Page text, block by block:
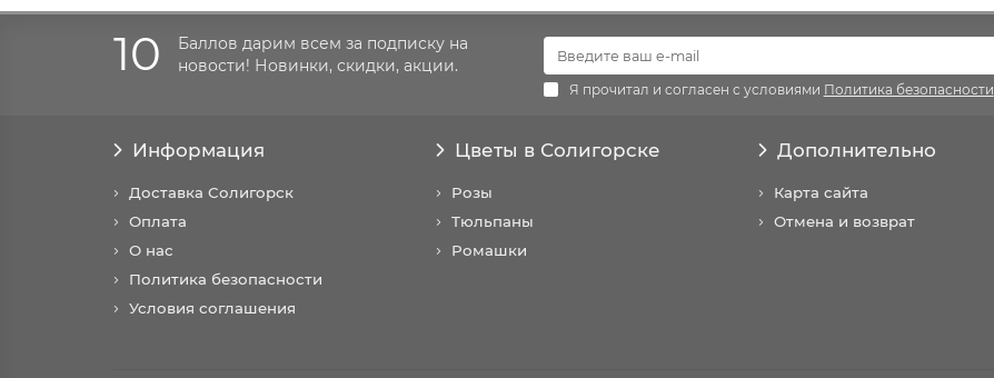
10
Баллов дарим всем за подписку на
новости! Новинки, скидки, акции.
Я прочитал и согласен с условиями Политика безопасности
Информация
Доставка Солигорск
Оплата
О нас
Политика безопасности
Условия соглашения
Цветы в Солигорске
Розы
Тюльпаны
Ромашки
Дополнительно
Карта сайта
Отмена и возврат